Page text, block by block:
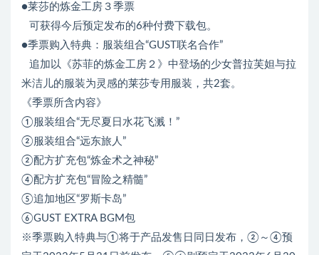
●莱莎的炼金工房３季票
可获得今后预定发布的6种付费下载包。
●季票购入特典：服装组合“GUST联名合作”
追加以《苏菲的炼金工房２》中登场的少女普拉芙妲与拉
米洁儿的服装为灵感的莱莎专用服装，共2套。
《季票所含内容》
①服装组合“无尽夏日水花飞溅！”
②服装组合“远东旅人”
②配方扩充包“炼金术之神秘”
④配方扩充包“冒险之精髓”
⑤追加地区“罗斯卡岛”
⑥GUST EXTRA BGM包
※季票购入特典与①将于产品发售日同日发布，②～④预